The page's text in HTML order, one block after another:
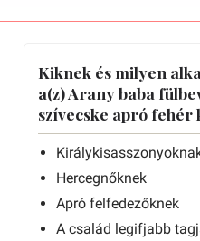
Kiknek és milyen
a(z) Arany baba
szívecske apró fehér
Hercegnőknek
Apró felfedezőknek
A család legifjabb